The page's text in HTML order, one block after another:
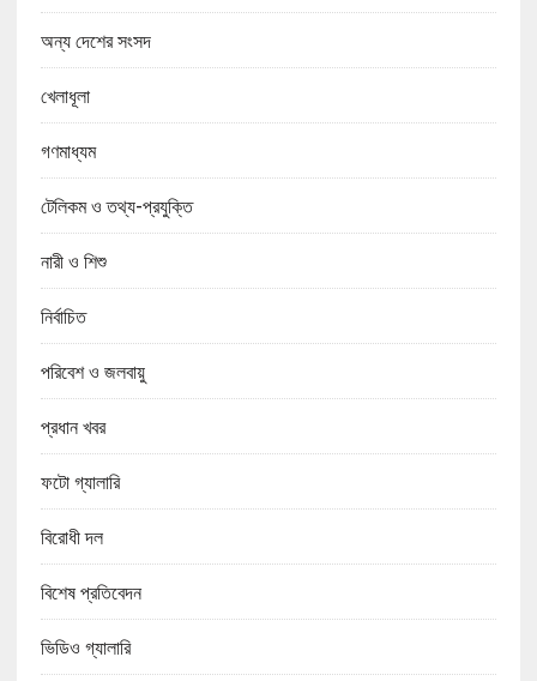
অন্য দেশের সংসদ
খেলাধূলা
গণমাধ্যম
টেলিকম ও তথ্য-প্রযুক্তি
নারী ও শিশু
নির্বাচিত
পরিবেশ ও জলবায়ু
প্রধান খবর
ফটো গ্যালারি
বিরোধী দল
বিশেষ প্রতিবেদন
ভিডিও গ্যালারি